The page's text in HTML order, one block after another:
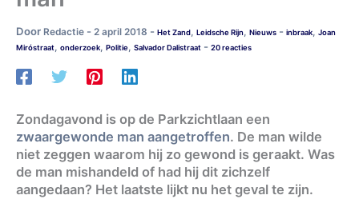
Door Redactie - 2 april 2018 - Het Zand, Leidsche Rijn, Nieuws - inbraak, Joan
Miróstraat, onderzoek, Politie, Salvador Dalistraat - 20 reacties
Zondagavond is op de Parkzichtlaan een
zwaargewonde man aangetroffen. De man wilde
niet zeggen waarom hij zo gewond is geraakt. Was
de man mishandeld of had hij dit zichzelf
aangedaan? Het laatste lijkt nu het geval te zijn.